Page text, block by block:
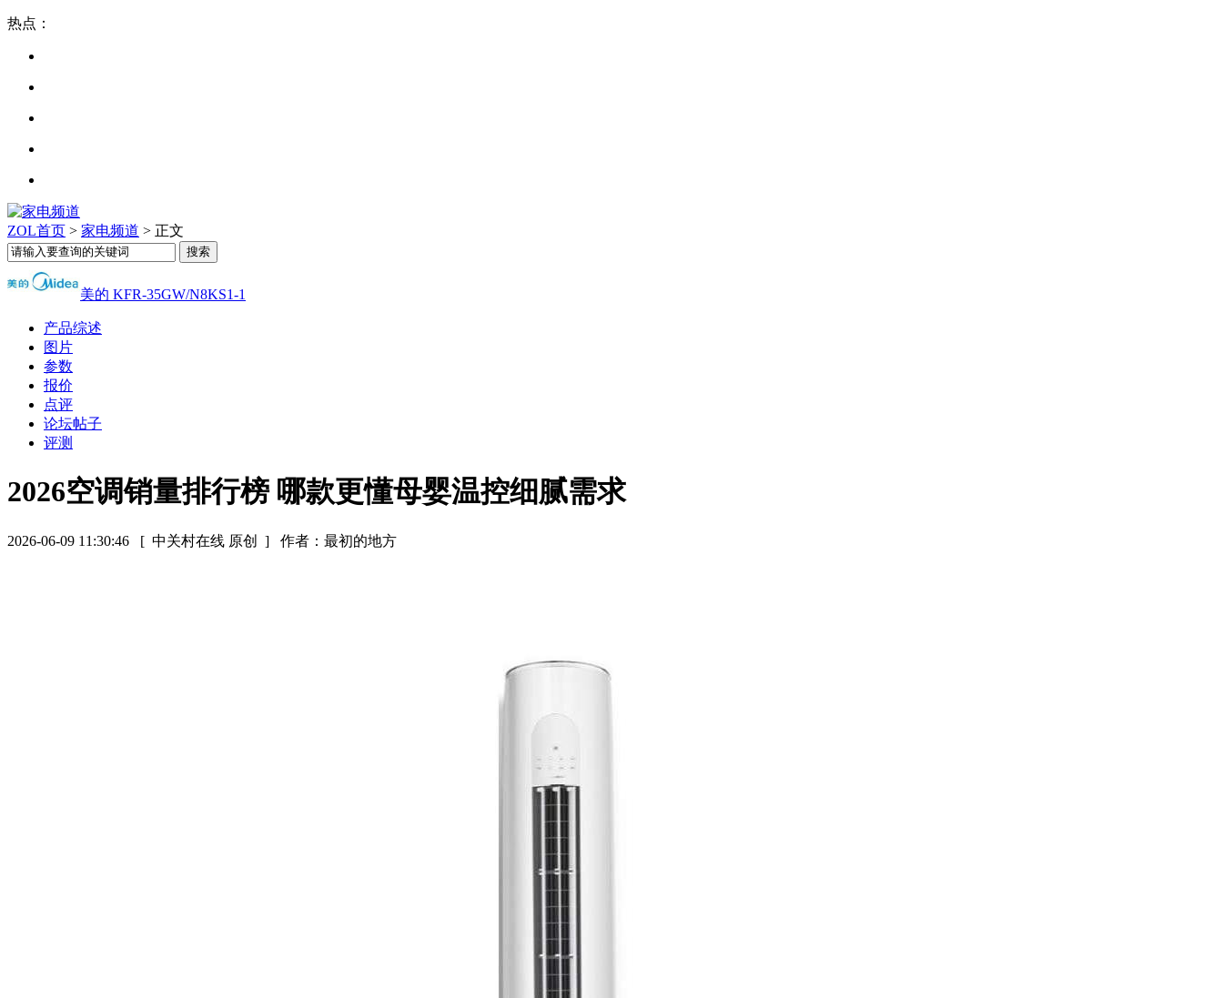
热点：
ZOL首页 > 家电频道 > 正文
美的 KFR-35GW/N8KS1-1
产品综述
图片
参数
报价
点评
论坛帖子
评测
2026空调销量排行榜 哪款更懂母婴温控细腻需求
2026-06-09 11:30:46 [ 中关村在线 原创 ] 作者：最初的地方